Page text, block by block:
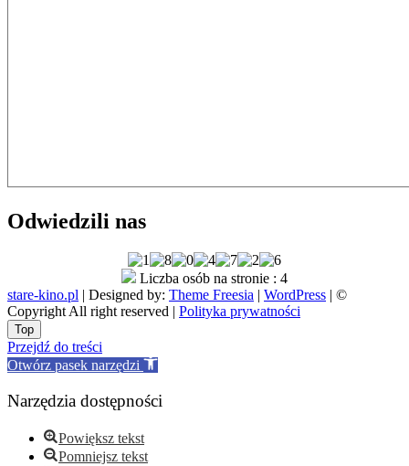
Odwiedzili nas
Liczba osób na stronie : 4
stare-kino.pl | Designed by: Theme Freesia | WordPress | ©
Copyright All right reserved | Polityka prywatności
Go
to
top
Top
Przejdź do treści
Otwórz pasek narzędzi
Narzędzia dostępności
Powiększ tekst
Pomniejsz tekst